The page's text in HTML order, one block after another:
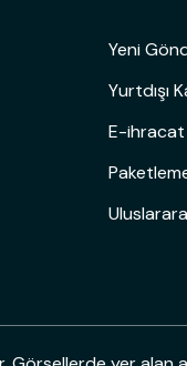
Yeni
Yurtdışı
E-ihracat